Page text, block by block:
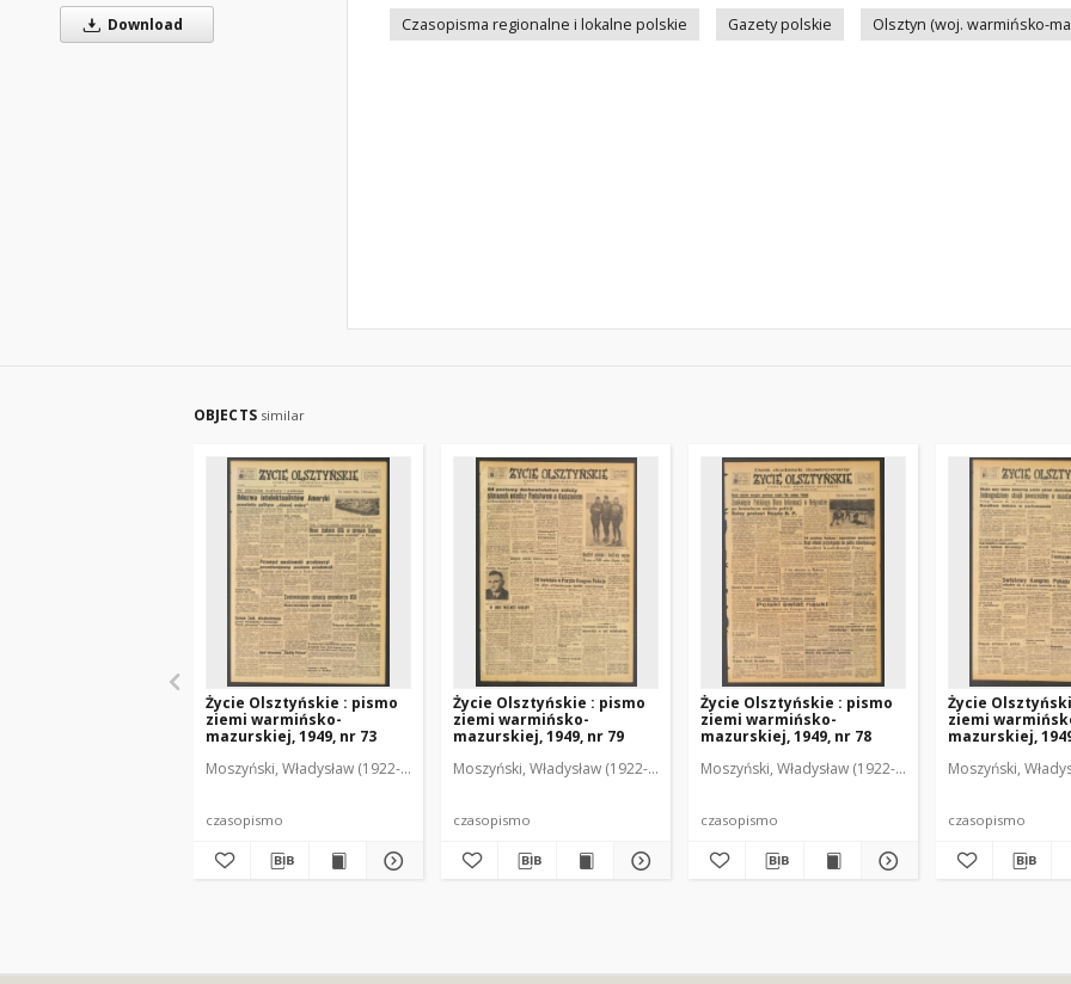
Download
Czasopisma regionalne i lokalne polskie
Gazety polskie Olsztyn (woj. warmińsko-
OBJECTS similar
Życie Olsztyńskie : pismo
ziemi warmińsko-
mazurskiej, 1949, nr 73
Moszyński, Władysław (1922-2001). Red. Mroczkowski, Włodzimierz (1902-1971). Red. Osiecki, Andrzej. Red.
czasopismo
Życie Olsztyńskie : pismo
ziemi warmińsko-
mazurskiej, 1949, nr 79
Moszyński, Władysław (1922-2001). Red. Mroczkowski, Włodzimierz (1902-1971). Red.
czasopismo
Życie Olsztyńskie : pismo
ziemi warmińsko-
mazurskiej, 1949, nr 78
Moszyński, Władysław (1922-2001). Red. Mroczkowski,
czasopismo
Życie
ziemi
mazurskiej,
Moszyński,
czasopismo